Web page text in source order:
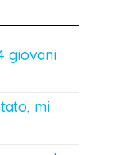
giovani
mi